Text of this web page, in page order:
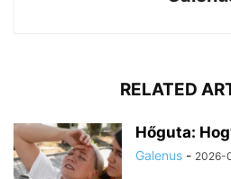
RELATED
Hőguta:
Galenus - 2026-